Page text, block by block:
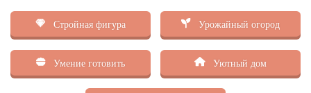
Стройная фигура Урожайный огород
Умение готовить Уютный дом